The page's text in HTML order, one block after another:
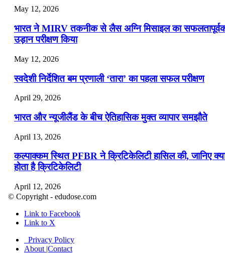
May 12, 2026
भारत ने MIRV तकनीक से लैस अग्नि मिसाइल का
उड़ान परीक्षण किया
May 12, 2026
स्वदेशी निर्देशित बम प्रणाली ‘तारा’ का पहला सफल परीक्षण
April 29, 2026
भारत और न्यूजीलैंड के बीच ऐतिहासिक मुक्त व्यापार समझौते
April 13, 2026
कल्पाक्कम स्थित PFBR ने क्रिटिकेलिटी हासिल की, जानिए
होता है क्रिटिकेलिटी
April 12, 2026
April 9, 2026
नासा का आर्टेमिस-2 मिशन: मनुष्य एक बार फिर से चंद्रमा के
पहुंचा
© Copyright - edudose.com
Link to Facebook
Link to X
Privacy Policy
About |Contact